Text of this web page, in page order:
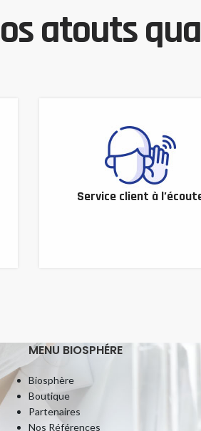
atouts
Service client à
MENU BIOSPHÉRE
Biosphère
Boutique
Partenaires
Nos Références